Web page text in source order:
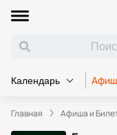
Календарь
Главная Афиша и